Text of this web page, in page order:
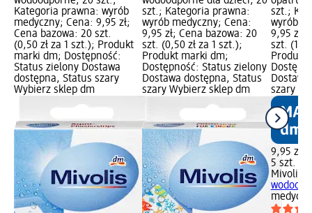
Kategoria prawna: wyrób
medyczny; Cena: 9,95 zł;
Cena bazowa: 20 szt.
(0,50 zł za 1 szt.); Produkt
marki dm; Dostępność:
Status zielony Dostawa
dostępna, Status szary
Wybierz sklep dm
szt.; Kategoria prawna:
wyrób medyczny; Cena:
9,95 zł; Cena bazowa: 20
szt. (0,50 zł za 1 szt.);
Produkt marki dm;
Dostępność: Status zielony
Dostawa dostępna, Status
szary Wybierz sklep dm
szt.;
wyrób
9,95 zł;
szt.
Produkt
szary
9,95 zł
5 szt.
Mivolis